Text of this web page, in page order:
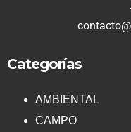
Categorías
AMBIENTAL
CAMPO